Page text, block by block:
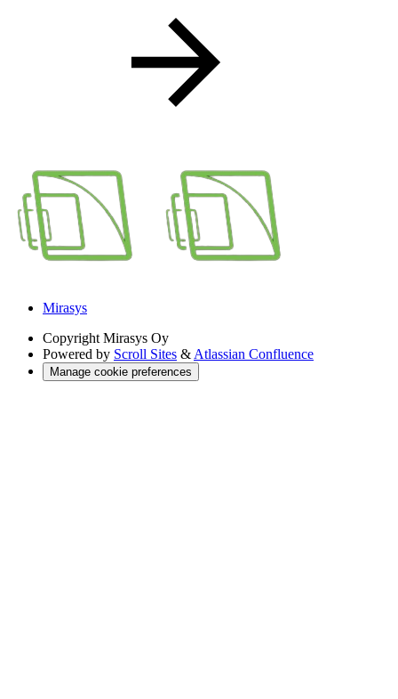
Mirasys
Copyright Mirasys Oy
Powered by Scroll Sites & Atlassian Confluence
Manage cookie preferences